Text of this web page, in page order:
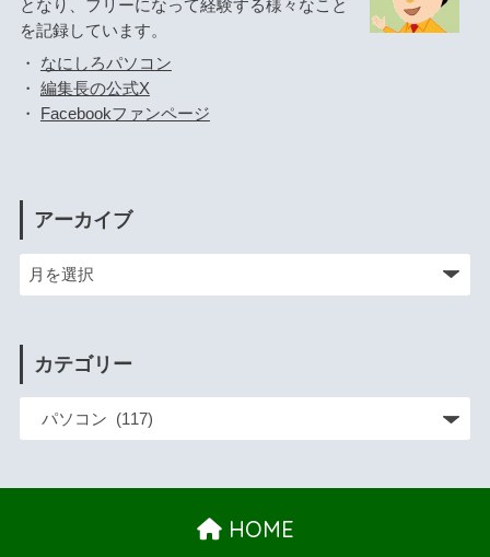
となり、フリーになって経験する様々なこと
を記録しています。
・ なにしろパソコン
・ 編集長の公式X
・
Facebookファンページ
アーカイブ
カテゴリー
HOME